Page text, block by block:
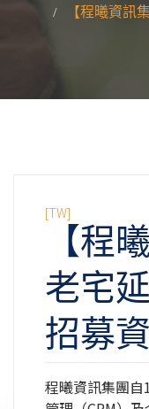
【程曦資訊
[TW]
【程
老宅
招募
程曦資訊集團